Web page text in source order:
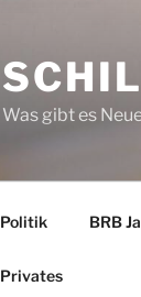
Was gibt es
Politik BRB Ja
Privates